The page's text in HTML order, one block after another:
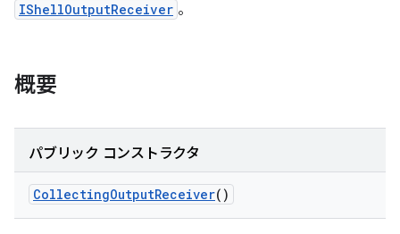
IShellOutputReceiver 。
概要
パブリック コンストラクタ
CollectingOutputReceiver()